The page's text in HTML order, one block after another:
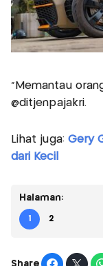
"Memantau
@ditjenpajakri.
Lihat juga: Gery
dari Kecil
Halaman:
1 2
Share